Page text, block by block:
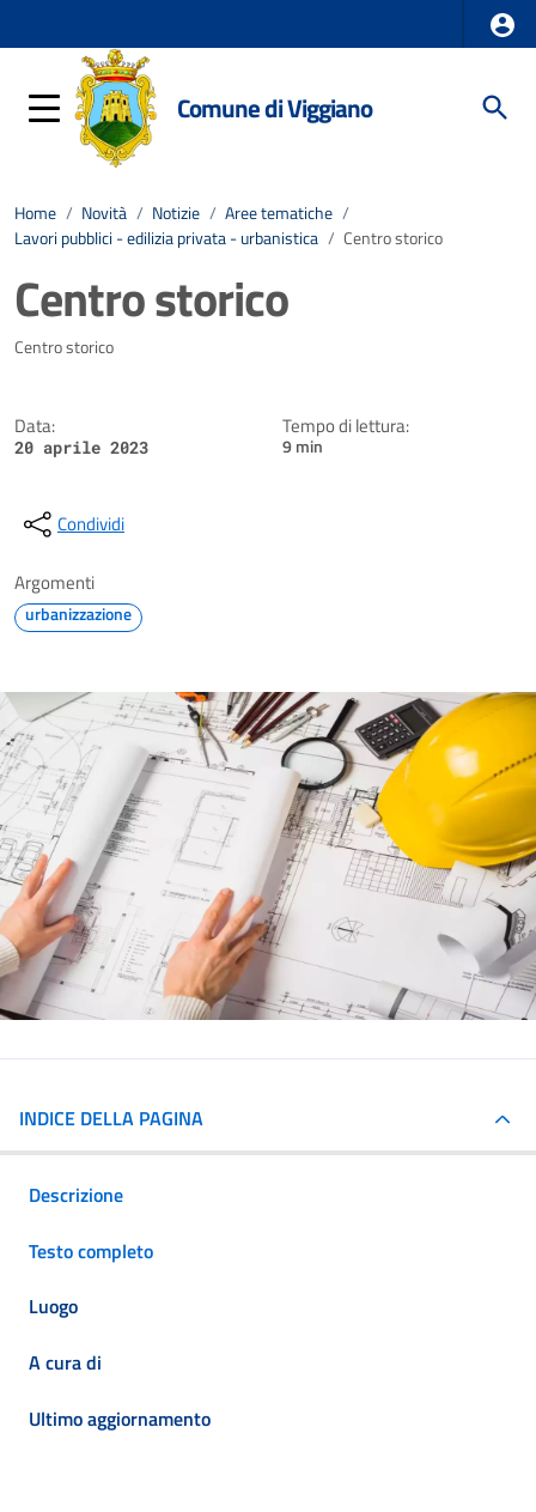
Comune di Viggiano
Home / Novità / Notizie / Aree tematiche /
Lavori pubblici - edilizia privata - urbanistica / Centro storico
Centro storico
Dettagli della notizia
Centro storico
Data:
20 aprile 2023
Tempo di lettura:
9 min
Condividi
Argomenti
urbanizzazione
INDICE DELLA PAGINA
Descrizione
Testo completo
Luogo
A cura di
Ultimo aggiornamento